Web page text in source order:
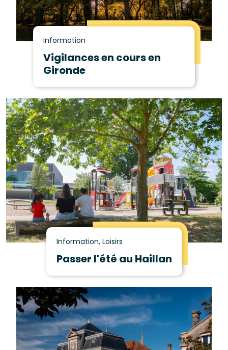
Information
Vigilances en cours en
Gironde
Information, Loisirs
Passer l'été au Haillan